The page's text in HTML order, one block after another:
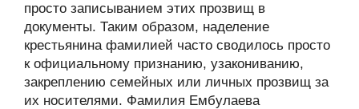
просто записыванием этих прозвищ в
документы. Таким образом, наделение
крестьянина фамилией часто сводилось просто
к официальному признанию, узакониванию,
закреплению семейных или личных прозвищ за
их носителями. Фамилия Ембулаева